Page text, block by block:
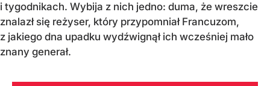
i tygodnikach. Wybija z nich jedno: duma, że wreszcie
znalazł się reżyser, który przypomniał Francuzom,
z jakiego dna upadku wydźwignął ich wcześniej mało
znany generał.